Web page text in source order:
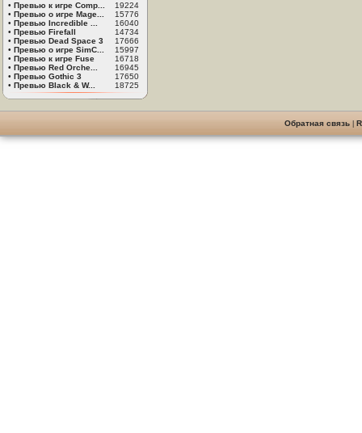
• Превью к игре Comp...
19224
• Превью о игре Mage...
15776
• Превью Incredible ...
16040
• Превью Firefall
14734
• Превью Dead Space 3
17666
• Превью о игре SimC...
15997
• Превью к игре Fuse
16718
• Превью Red Orche...
16945
• Превью Gothic 3
17650
• Превью Black & W... 18725
Обратная связь